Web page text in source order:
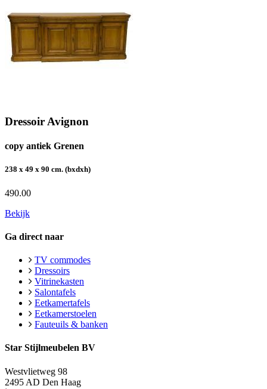
Dressoir Avignon
copy antiek Grenen
238 x 49 x 90 cm. (bxdxh)
490.00
Bekijk
Ga direct naar
TV commodes
Dressoirs
Vitrinekasten
Salontafels
Eetkamertafels
Eetkamerstoelen
Fauteuils & banken
Star Stijlmeubelen BV
Westvlietweg 98
2495 AD Den Haag